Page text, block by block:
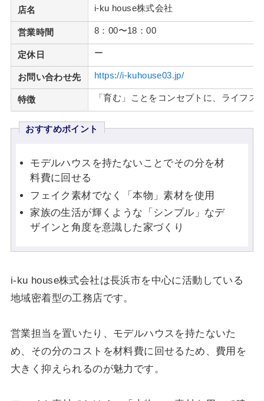
店名 i-ku house株式会社
営業時間 8：00〜18：00
定休日 ー
お問い合わせ先 https://i-kuhouse03.jp/
特徴 「育む」ことをコンセプトに、ライフ
おすすめポイント
モデルハウスを持たないことでその分を材
料費に回せる
フェイク素材でなく「本物」素材を使用
家族の生活が輝くような「シンプル」なデ
ザインと角度を意識した家づくり
i-ku house株式会社は長浜市を中心に活動している
地域密着型の工務店です。
営業担当を置いたり、モデルハウスを持たないた
め、その分のコストを材料費に回せるため、費用を
大きく抑えられるのが魅力です。